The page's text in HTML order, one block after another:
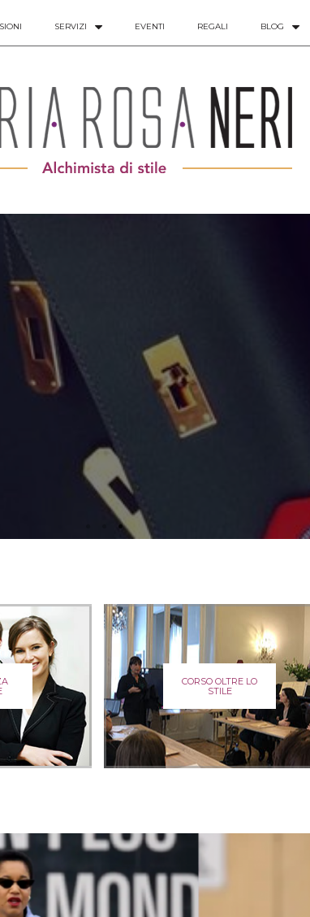
SERVIZI EVENTI REGALI BLOG
Regali
miei omaggi per te che mi leggi. Sono
a semplificare la tua routine e la tua vita!
clicca qui
CORSO OLTRE LO
STILE